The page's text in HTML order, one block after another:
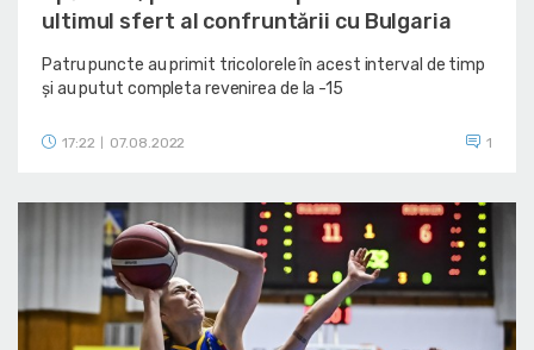
ultimul sfert al confruntării cu Bulgaria
Patru puncte au primit tricolorele în acest interval de timp
și au putut completa revenirea de la -15
17:22 07.08.2022 1